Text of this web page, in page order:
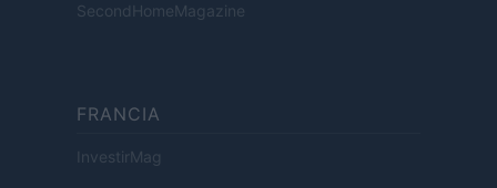
SecondHomeMagazine
FRANCIA
InvestirMag